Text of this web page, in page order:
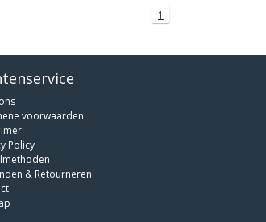
1
voorwaarden
Policy
& Retourneren